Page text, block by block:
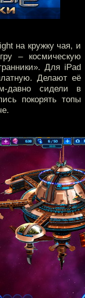
на кружку чая, и
– космическую
Для iPad
Делают её
давно сидели в
покорять топы